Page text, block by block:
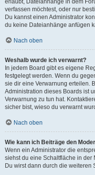
erlaubt, Dateianhänge in dem
verfassen möchtest, oder nur
Du kannst einen Administrator
du keine Dateianhänge anfügen
Nach oben
Weshalb wurde ich verwarnt?
In jedem Board gibt es eigene
festgelegt werden. Wenn du
sie dir eine Verwarnung erteilen.
Administration dieses Boards ist
Verwarnung zu tun hat.
sicher bist, wieso du verwarnt
Nach oben
Wie kann ich Beiträge den
Wenn ein Administrator die
siehst du eine Schaltfläche in der
Du wirst dann durch die weiteren